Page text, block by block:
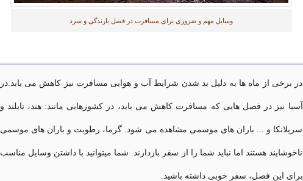
وسایل مهم و ضروری برای مسافرت در فصل بارندگی و سرد
در برخی از ماه ها به دلیل بد شدن شرایط آب و هوایی مسافرت نیز کاهش می یابد.در
آسیا نیز در فصل هایی که مسافرت کاهش می یابد، در کشورهایی مانند: هند، تایلند و
سریلانکا و ... باران های موسمی مشاهده می شود. گرما، رطوبت و باران های موسمی
ناخوشایند هستند اما نباید شما را از سفر بازدارند. شما میتوانید با داشتن وسایل مناسب
برای این فصل، سفر خوبی داشته باشید.